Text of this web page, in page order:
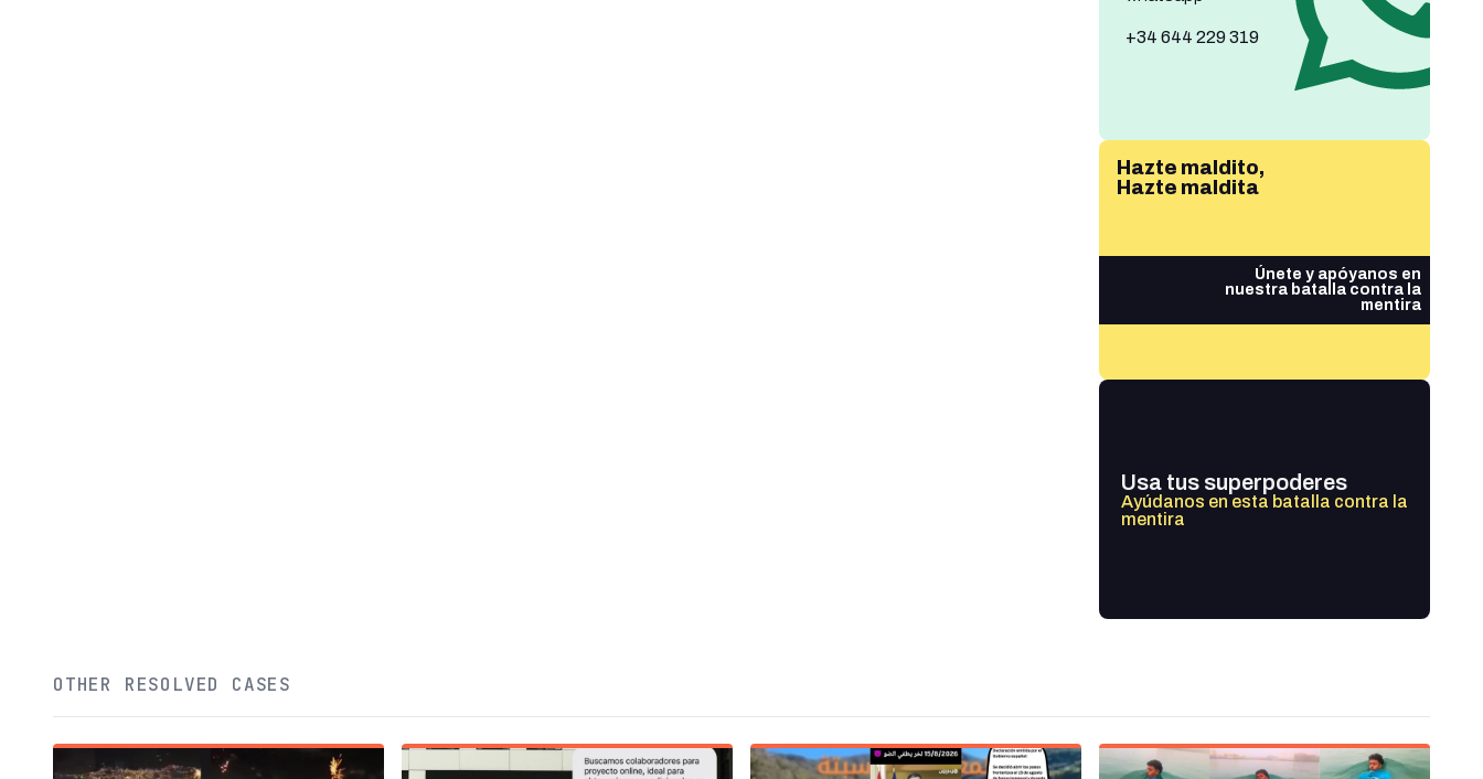
+34 644 229 319
Hazte maldito,
Hazte maldita
Únete y apóyanos en
nuestra batalla contra la
mentira
Usa tus superpoderes
Ayúdanos en esta batalla contra la
mentira
OTHER RESOLVED CASES